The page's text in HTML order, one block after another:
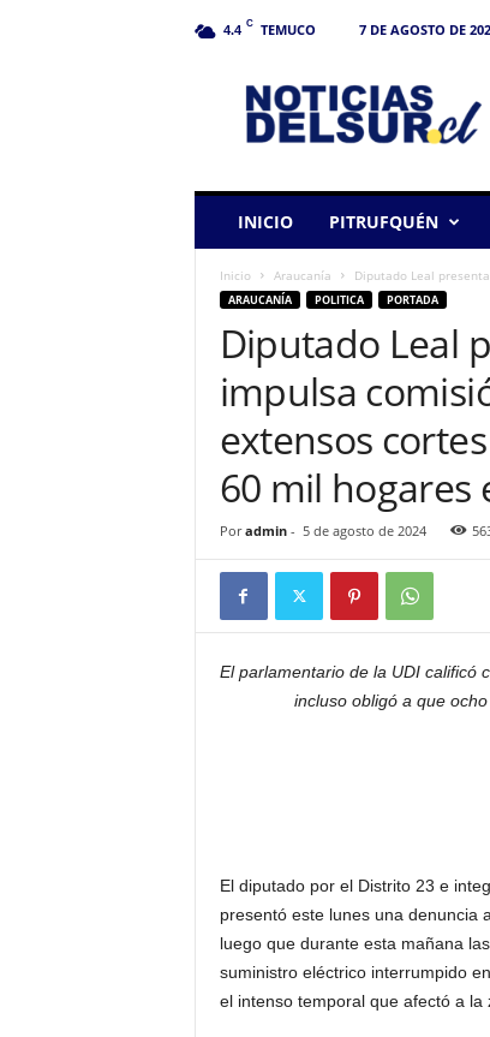
4.4 C TEMUCO 7 DE AGOSTO DE
INICIO PITRUFQUÉN
Inicio Araucanía Diputado Leal
ARAUCANÍA POLITICA PORTADA
Diputado Leal
impulsa
extensos
60 mil hogares
Por admin- 5 de agosto de 2024
El parlamentario de la UDI calificó
incluso obligó a que
El diputado por el Distrito 23 e
presentó este lunes una denuncia
luego que durante esta mañana
suministro eléctrico interrumpido
el intenso temporal que afectó a la